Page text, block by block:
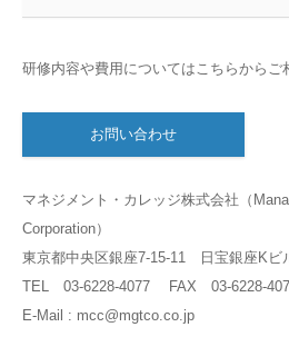
研修内容や費用についてはこちらからご
お問い合わせ
マネジメント・カレッジ株式会社（
Corporation）
東京都中央区銀座7-15-11 日宝銀座Kビ
TEL 03-6228-4077 FAX 03-6228-
E-Mail : mcc@mgtco.co.jp